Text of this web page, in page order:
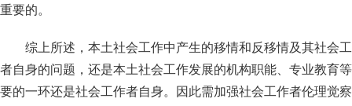
重要的。
综上所述，本土社会工作中产生的移情和反移情及其社会
者自身的问题，还是本土社会工作发展的机构职能、专业教育
要的一环还是社会工作者自身。因此需加强社会工作者伦理觉